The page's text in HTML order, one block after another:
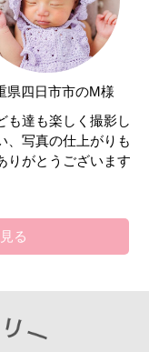
県四日市市のM様
も達も楽しく撮影し
、写真の仕上がりも
りがとうございます
る